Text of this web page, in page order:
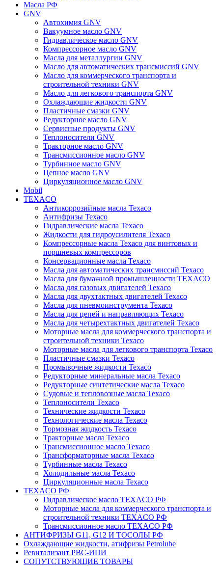
Масла РФ
GNV
Автохимия GNV
Вакуумное масло GNV
Гидравлическое масло GNV
Компрессорное масло GNV
Масла для металлургии GNV
Масло для автоматических трансмиссий GNV
Масло для коммерческого транспорта и
строительной техники GNV
Масло для легкового транспорта GNV
Охлаждающие жидкости GNV
Пластичные смазки GNV
Редукторное масло GNV
Сервисные продукты GNV
Теплоносители GNV
Тракторное масло GNV
Трансмиссионное масло GNV
Турбинное масло GNV
Цепное масло GNV
Циркуляционное масло GNV
Mobil
TEXACO
Антикоррозийные масла Texaco
Антифризы Texaco
Гидравлические масла Texaco
Жидкости для гидроусилителя Texaco
Компрессорные масла Texaco для винтовых и
поршневых компрессоров
Консервационные масла Texaco
Масла для автоматических трансмиссий Texaco
Масла для бумажной промышленности TEXACO
Масла для газовых двигателей Texaco
Масла для двухтактных двигателей Texaco
Масла для пневмоинструмента Texaco
Масла для цепей и направляющих Texaco
Масла для четырехтактных двигателей Texaco
Моторные масла для коммерческого транспорта и
строительной техники Texaco
Моторные масла для легкового транспорта Texaco
Пластичные смазки Texaco
Промывочные жидкости Texaco
Редукторные минеральные масла Texaco
Редукторные синтетические масла Texaco
Судовые и тепловозные масла Texaco
Теплоносители Texaco
Технические жидкости Texaco
Технологические масла Texaco
Тормозная жидкость Texaco
Тракторные масла Texaco
Трансмиссионное масло Texaco
Трансформаторные масла Texaco
Турбинные масла Texaco
Холодильные масла Texaco
Циркуляционные масла Texaco
TEXACO РФ
Гидравлическое масло TEXACO РФ
Моторные масла для коммерческого транспорта и
строительной техники TEXACO РФ
Трансмиссионное масло TEXACO РФ
АНТИФРИЗЫ G11, G12 И ТОСОЛЫ РФ
Охлаждающие жидкости, атифризы Petrolube
Ревитализант РВС-ИПИ
СОПУТСТВУЮЩИЕ ТОВАРЫ